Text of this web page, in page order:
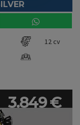
12 cv
3.849 €